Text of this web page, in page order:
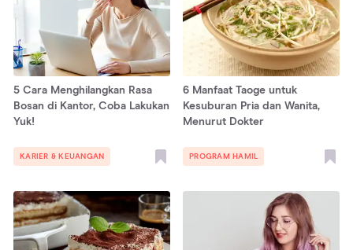
5 Cara Menghilangkan Rasa
Bosan di Kantor, Coba Lakukan
Yuk!
KARIER & KEUANGAN
6 Manfaat Taoge untuk
Kesuburan Pria dan Wanita,
Menurut Dokter
PROGRAM HAMIL